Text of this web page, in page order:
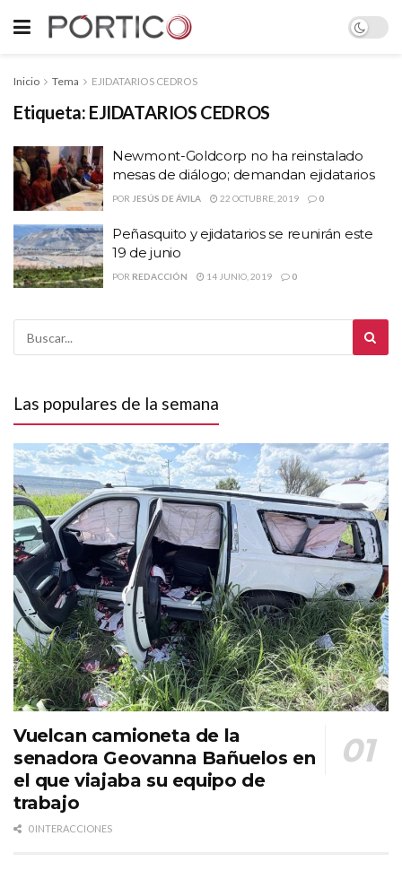
Inicio Tema EJIDATARIOS CEDROS
Etiqueta: EJIDATARIOS CEDROS
Newmont-Goldcorp no ha reinstalado
mesas de diálogo; demandan ejidatarios
POR JESÚS DE ÁVILA 22 OCTUBRE, 2019 0
Peñasquito y ejidatarios se reunirán este
19 de junio
POR REDACCIÓN 14 JUNIO, 2019 0
Las populares de la semana
Vuelcan camioneta de la
senadora Geovanna Bañuelos en
el que viajaba su equipo de
trabajo
0 INTERACCIONES